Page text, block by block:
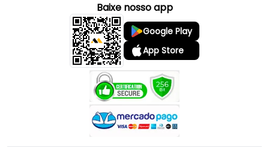
Baixe nosso app
Google Play
App Store